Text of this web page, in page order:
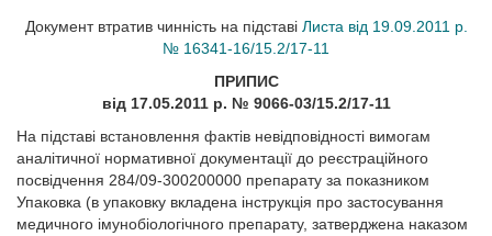
Документ втратив чинність на підставі Листа від 19.09.2011 р.
№ 16341-16/15.2/17-11
ПРИПИС
від 17.05.2011 р. № 9066-03/15.2/17-11
На підставі встановлення фактів невідповідності вимогам
аналітичної нормативної документації до реєстраційного
посвідчення 284/09-300200000 препарату за показником
Упаковка (в упаковку вкладена інструкція про застосування
медичного імунобіологічного препарату, затверджена наказом